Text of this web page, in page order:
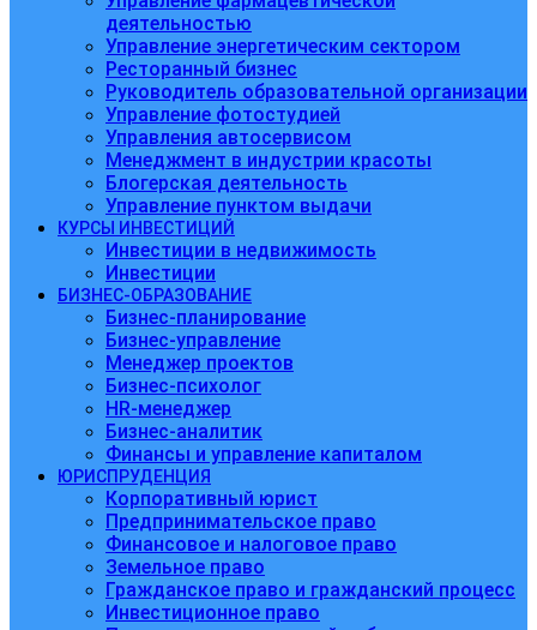
деятельностью
Управление энергетическим сектором
Ресторанный бизнес
Руководитель образовательной организации
Управление фотостудией
Управления автосервисом
Менеджмент в индустрии красоты
Блогерская деятельность
Управление пунктом выдачи
КУРСЫ ИНВЕСТИЦИЙ
Инвестиции в недвижимость
Инвестиции
БИЗНЕС-ОБРАЗОВАНИЕ
Бизнес-планирование
Бизнес-управление
Менеджер проектов
Бизнес-психолог
HR-менеджер
Бизнес-аналитик
Финансы и управление капиталом
ЮРИСПРУДЕНЦИЯ
Корпоративный юрист
Предпринимательское право
Финансовое и налоговое право
Земельное право
Гражданское право и гражданский процесс
Инвестиционное право